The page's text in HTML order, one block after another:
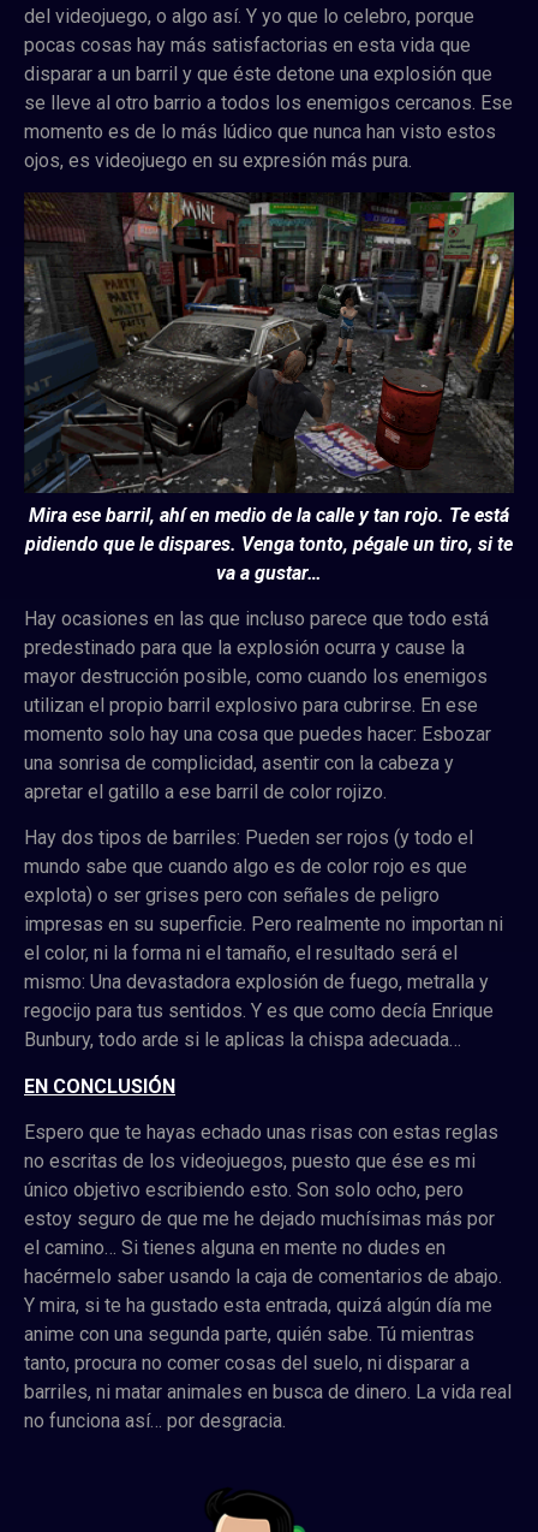
del videojuego, o algo así. Y yo que lo celebro, porque
pocas cosas hay más satisfactorias en esta vida que
disparar a un barril y que éste detone una explosión que
se lleve al otro barrio a todos los enemigos cercanos. Ese
momento es de lo más lúdico que nunca han visto estos
ojos, es videojuego en su expresión más pura.
Mira ese barril, ahí en medio de la calle y tan rojo. Te está
pidiendo que le dispares. Venga tonto, pégale un tiro, si te
va a gustar…
Hay ocasiones en las que incluso parece que todo está
predestinado para que la explosión ocurra y cause la
mayor destrucción posible, como cuando los enemigos
utilizan el propio barril explosivo para cubrirse. En ese
momento solo hay una cosa que puedes hacer: Esbozar
una sonrisa de complicidad, asentir con la cabeza y
apretar el gatillo a ese barril de color rojizo.
Hay dos tipos de barriles: Pueden ser rojos (y todo el
mundo sabe que cuando algo es de color rojo es que
explota) o ser grises pero con señales de peligro
impresas en su superficie. Pero realmente no importan ni
el color, ni la forma ni el tamaño, el resultado será el
mismo: Una devastadora explosión de fuego, metralla y
regocijo para tus sentidos. Y es que como decía Enrique
Bunbury, todo arde si le aplicas la chispa adecuada…
EN CONCLUSIÓN
Espero que te hayas echado unas risas con estas reglas
no escritas de los videojuegos, puesto que ése es mi
único objetivo escribiendo esto. Son solo ocho, pero
estoy seguro de que me he dejado muchísimas más por
el camino… Si tienes alguna en mente no dudes en
hacérmelo saber usando la caja de comentarios de abajo.
Y mira, si te ha gustado esta entrada, quizá algún día me
anime con una segunda parte, quién sabe. Tú mientras
tanto, procura no comer cosas del suelo, ni disparar a
barriles, ni matar animales en busca de dinero. La vida real
no funciona así… por desgracia.